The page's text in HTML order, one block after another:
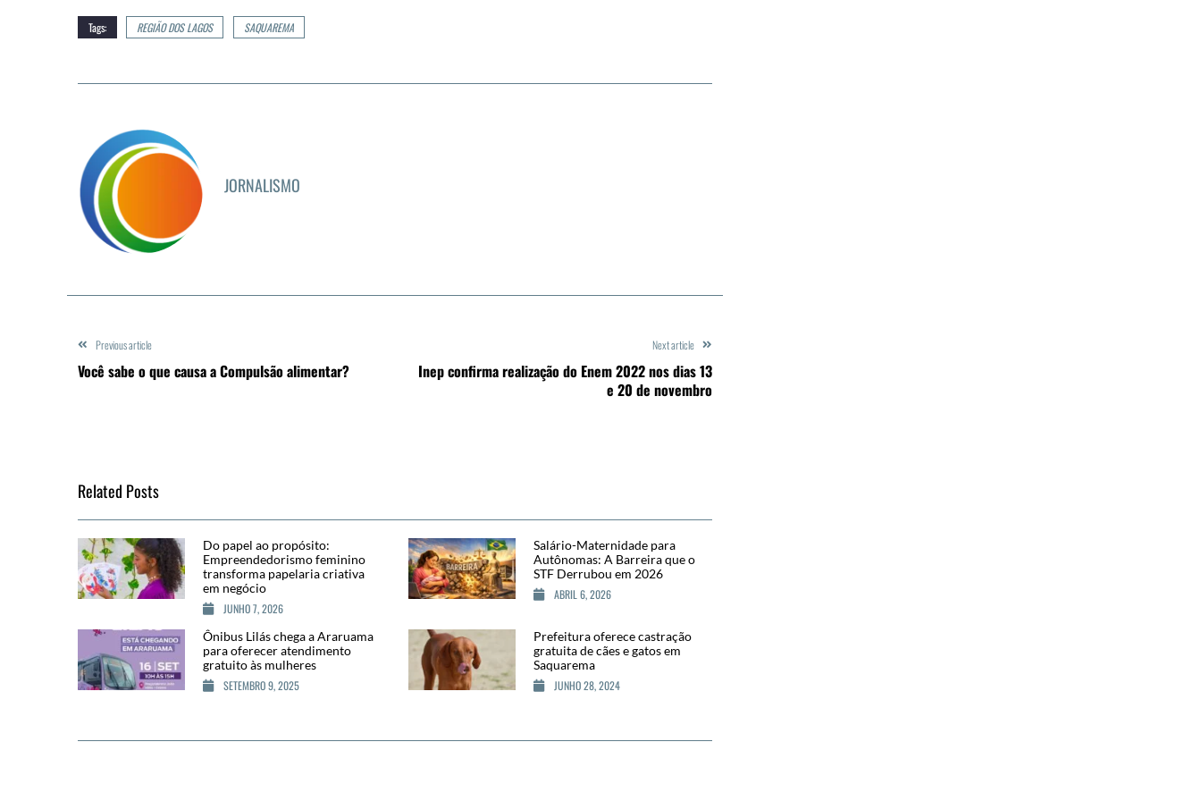
Tags: REGIÃO DOS LAGOS SAQUAREMA
JORNALISMO
Previous article
Você sabe o que causa a Compulsão alimentar?
Next article
Inep confirma realização do Enem 2022 nos dias 13
e 20 de novembro
Related Posts
Do papel ao propósito:
Empreendedorismo feminino
transforma papelaria criativa
em negócio
JUNHO 7, 2026
Salário-Maternidade para
Autônomas: A Barreira que o
STF Derrubou em 2026
ABRIL 6, 2026
Ônibus Lilás chega a Araruama
para oferecer atendimento
gratuito às mulheres
SETEMBRO 9, 2025
Prefeitura oferece castração
gratuita de cães e gatos em
Saquarema
JUNHO 28, 2024